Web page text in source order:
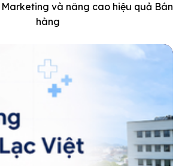
và nâng cao hiệu quả Bán
hàng